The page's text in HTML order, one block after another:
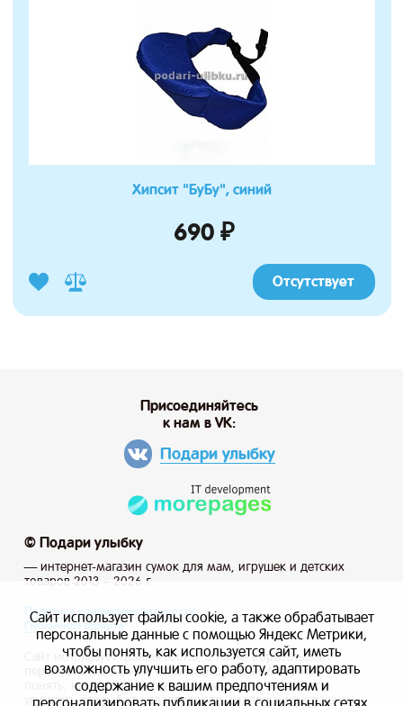
Хипсит "БуБу", синий
690 ₽
Отсутствует
© Подари улыбку
— интернет-магазин сумок для мам, игрушек и детских
товаров 2013 – 2026 г.
Присоединяйтесь
к нам в VK:
Подари улыбку
Политика конфиденциальности
Публичная оферта
Сайт использует файлы cookie, а также обрабатывает
персональные данные с помощью Яндекс Метрики, чтобы
понять, как используется сайт, и иметь возможность
улучшить его работу, адаптировать содержание к вашим
Сайт использует файлы cookie, а также обрабатывает
персональные данные с помощью Яндекс Метрики,
чтобы понять, как используется сайт, иметь
возможность улучшить его работу, адаптировать
содержание к вашим предпочтениям и